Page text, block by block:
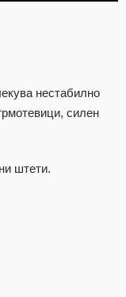
нестабилно
силен
штети.